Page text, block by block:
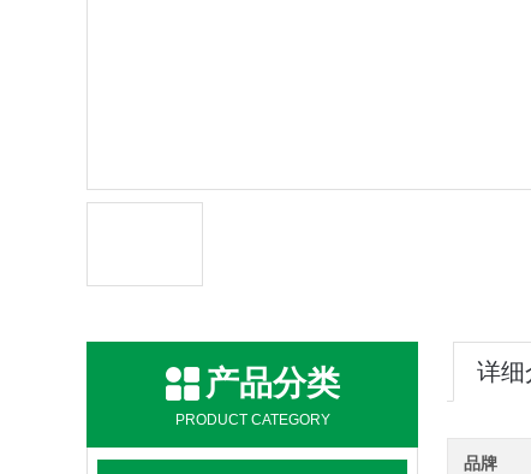
产品分类
PRODUCT CATEGORY
详细
品牌